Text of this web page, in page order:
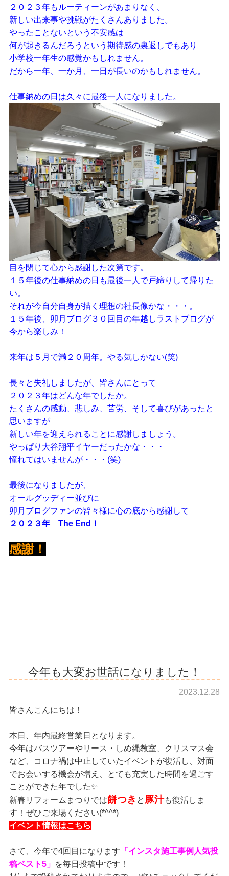
２０２３年もルーティーンがあまりなく、
新しい出来事や挑戦がたくさんありました。
やったことないという不安感は
何が起きるんだろうという期待感の裏返しでもあり
小学校一年生の感覚かもしれません。
だから一年、一か月、一日が長いのかもしれません。
仕事納めの日は久々に最後一人になりました。
目を閉じて心から感謝した次第です。
１５年後の仕事納めの日も最後一人で戸締りして帰りた
い。
それが今自分自身が描く理想の社長像かな・・・。
１５年後、卯月ブログ３０回目の年越しラストブログが
今から楽しみ！
来年は５月で満２０周年。やる気しかない(笑)
長々と失礼しましたが、皆さんにとって
２０２３年はどんな年でしたか。
たくさんの感動、悲しみ、苦労、そして喜びがあったと
思いますが
新しい年を迎えられることに感謝しましょう。
やっぱり大谷翔平イヤーだったかな・・・
憧れてはいませんが・・・(笑)
最後になりましたが、
オールグッディー並びに
卯月ブログファンの皆々様に心の底から感謝して
２０２３年 The End！
感謝！
今年も大変お世話になりました！
2023.12.28
皆さんこんにちは！
本日、年内最終営業日となります。
今年はバスツアーやリース・しめ縄教室、クリスマス会
など、コロナ禍は中止していたイベントが復活し、対面
でお会いする機会が増え、とても充実した時間を過ごす
ことができた年でした✨
新春リフォームまつりでは餅つき と 豚汁も復活しま
す！ぜひご来場ください(*^^*)
イベント情報はこちら
さて、今年で4回目になります 「インスタ施工事例人気投
稿ベスト5」 を毎日投稿中です！